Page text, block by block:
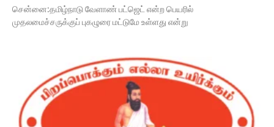
சென்னை:தமிழ்நாடு வேளாண் பட்ஜெட் என்ற பெயரில்
முதலமைச்சருக்குப் புகழுரை மட்டுமே உள்ளது என்று